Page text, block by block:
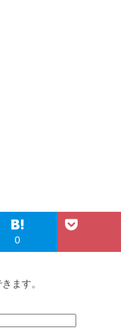
0
ます。